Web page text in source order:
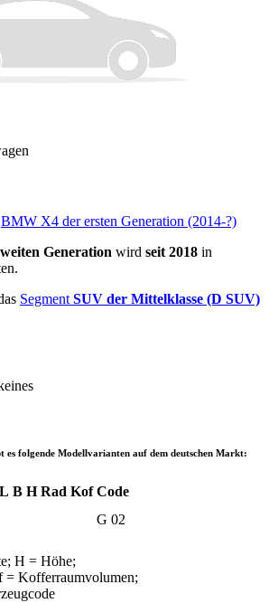
BMW X4 der ersten Generation (2014-?)
Generation wird seit 2018 in
Segment SUV der Mittelklasse (D SUV)
es folgende Modellvarianten auf dem deutschen Markt:
L B H Rad Kof Code
G 02
H = Höhe;
= Kofferraumvolumen;